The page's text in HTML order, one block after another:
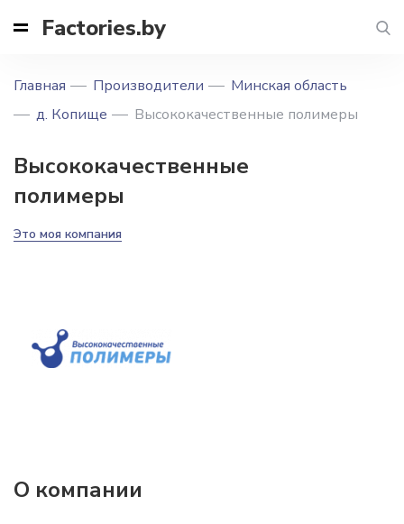
Factories.by
Главная Производители
Минская область
д. Копище
Высококачественные полимеры
Высококачественные
полимеры
Это моя компания
О компании